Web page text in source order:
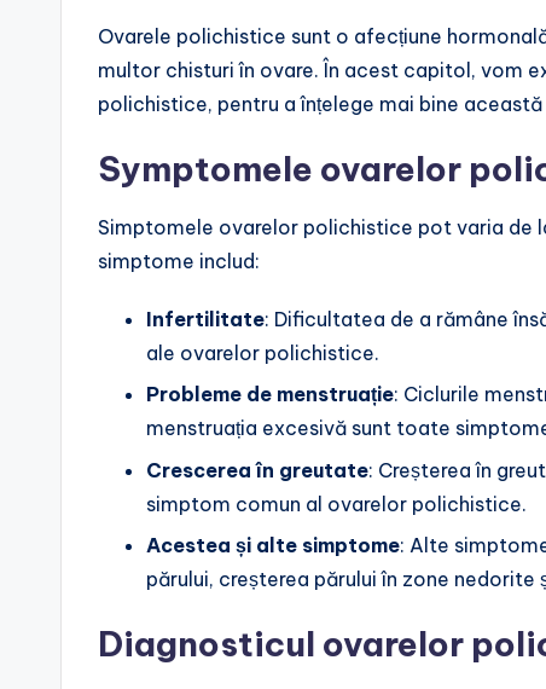
Ovarele polichistice sunt o afecțiune
multor chisturi în ovare. În acest capitol, vom
polichistice, pentru a înțelege mai bine
Symptomele ovarelor
Simptomele ovarelor polichistice pot varia de
simptome includ:
Infertilitate: Dificultatea de a rămâne
ale ovarelor polichistice.
Probleme de menstruație: Ciclurile
menstruația excesivă sunt toate
Crescerea în greutate: Creșterea în
simptom comun al ovarelor polichistice.
Acestea și alte simptome: Alte
părului, creșterea părului în zone
Diagnosticul ovarelor